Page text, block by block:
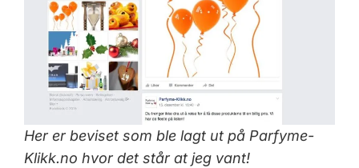
Her er beviset som ble lagt ut på Parfyme-
Klikk.no hvor det står at jeg vant!